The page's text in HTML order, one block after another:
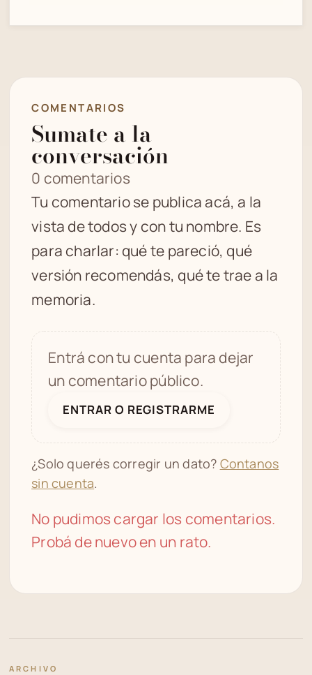
COMENTARIOS
Sumate a la
conversación
0 comentarios
Tu comentario se publica acá, a la
vista de todos y con tu nombre. Es
para charlar: qué te pareció, qué
versión recomendás, qué te trae a la
memoria.
Entrá con tu cuenta para dejar
un comentario público.
ENTRAR O REGISTRARME
¿Solo querés corregir un dato? Contanos
sin cuenta.
No pudimos cargar los comentarios.
Probá de nuevo en un rato.
ARCHIVO